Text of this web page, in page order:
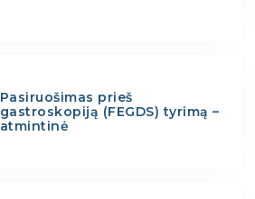
Pasiruošimas prieš
gastroskopiją (FEGDS) tyrimą –
atmintinė